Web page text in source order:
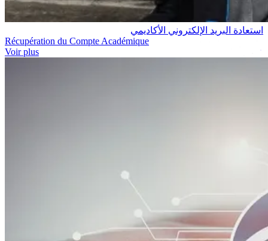
استعادة البريد الإلكتروني الأكاديمي
Récupération du Compte Académique
Voir plus